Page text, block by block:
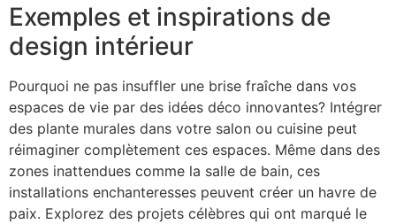
Exemples et inspirations de
design intérieur
Pourquoi ne pas insuffler une brise fraîche dans vos
espaces de vie par des idées déco innovantes? Intégrer
des plante murales dans votre salon ou cuisine peut
réimaginer complètement ces espaces. Même dans des
zones inattendues comme la salle de bain, ces
installations enchanteresses peuvent créer un havre de
paix. Explorez des projets célèbres qui ont marqué le